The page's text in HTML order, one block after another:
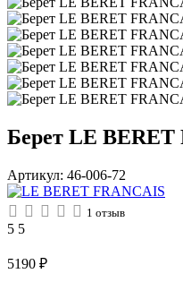
Берет LE
Артикул: 46-006-72
1 отзыв
5 5
5190 ₽